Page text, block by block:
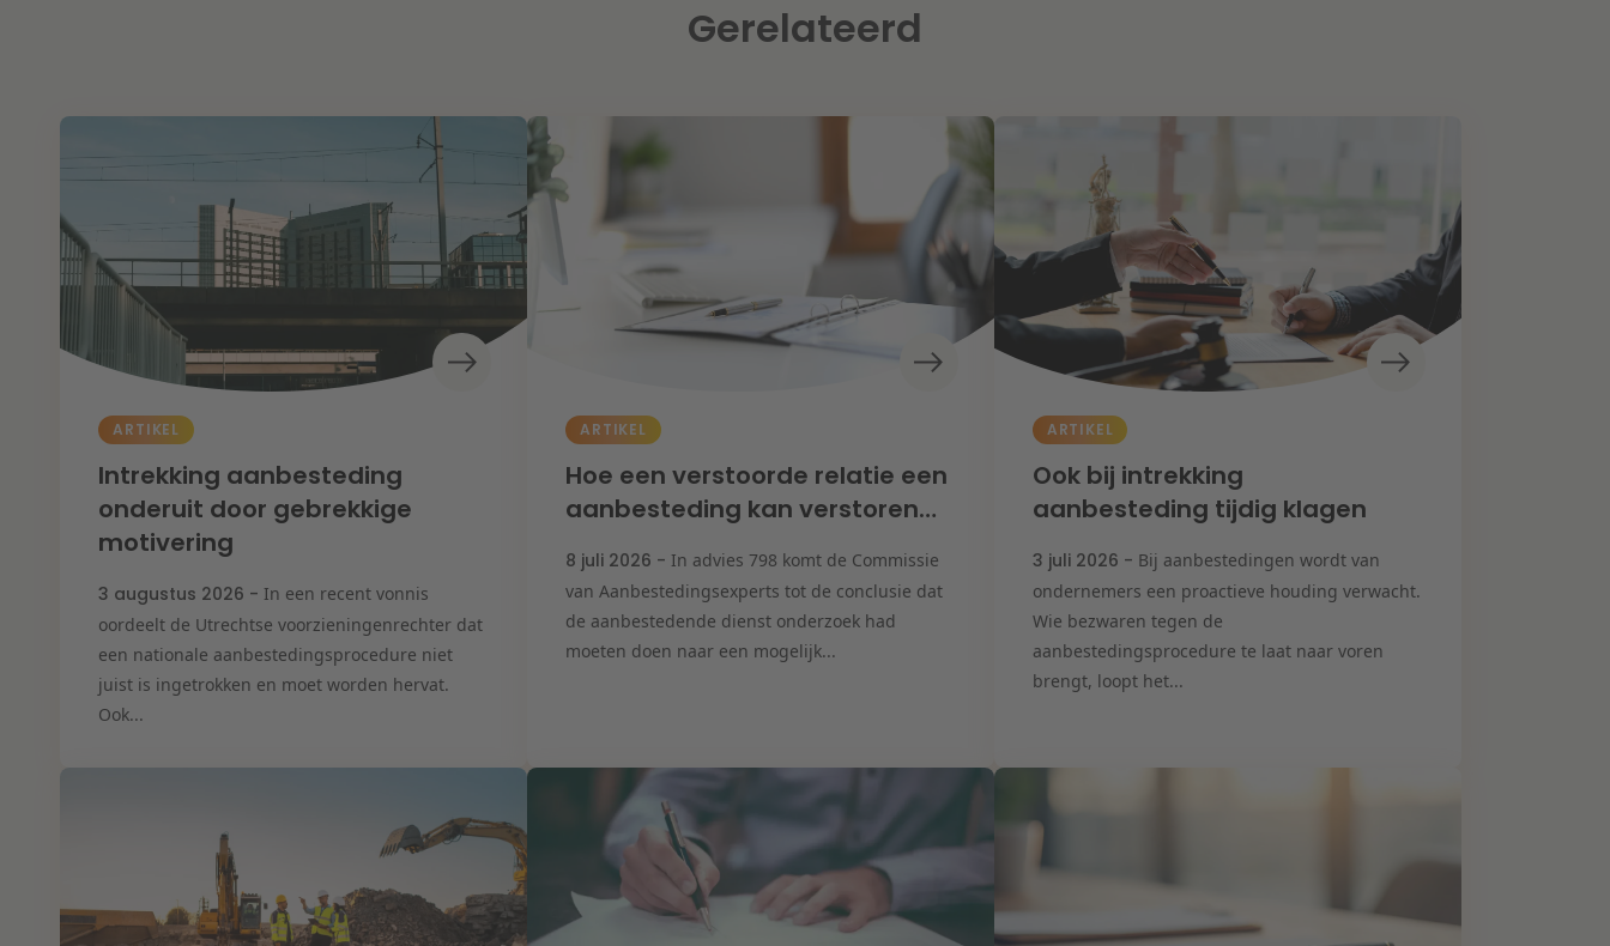
Gerelateerd
ARTIKEL
Intrekking aanbesteding
onderuit door gebrekkige
motivering
3 augustus 2026 - In een recent vonnis
oordeelt de Utrechtse voorzieningenrechter dat
een nationale aanbestedingsprocedure niet
juist is ingetrokken en moet worden hervat.
Ook...
ARTIKEL
Hoe een verstoorde relatie een
aanbesteding kan verstoren…
8 juli 2026 - In advies 798 komt de Commissie
van Aanbestedingsexperts tot de conclusie dat
de aanbestedende dienst onderzoek had
moeten doen naar een mogelijk...
ARTIKEL
Ook bij intrekking
aanbesteding tijdig klagen
3 juli 2026 - Bij aanbestedingen wordt van
ondernemers een proactieve houding verwacht.
Wie bezwaren tegen de
aanbestedingsprocedure te laat naar voren
brengt, loopt het...